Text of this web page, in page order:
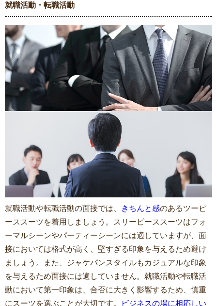
就職活動・転職活動
就職活動や転職活動の面接では、 きちんと感のあるツーピ
ーススーツを着用しましょう。スリーピーススーツはフォ
ーマルシーンやパーティーシーンには適していますが、面
接においては格式が高く、堅すぎる印象を与えるため避け
ましょう。また、ジャケパンスタイルもカジュアルな印象
を与えるため面接には適していません。就職活動や転職活
動において第一印象は、合否に大きく影響するため、慎重
にスーツを選ぶことが大切です。
ビジネスの場に相応しい